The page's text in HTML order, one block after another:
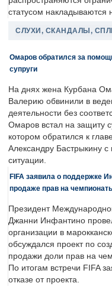
статусом накладываются
СЛУХИ, СКАНДАЛЫ,
Омаров обратился за
супруги
На днях жена Курбана
Валерию обвинили в
деятельности без
Омаров встал на защиту
котором обратился к
Александру Бастрыкину с
ситуации.
FIFA заявила о поддержке
продаже прав на
Президент
Джанни Инфантино
организации в
обсуждался проект по
продажи доли прав на
По итогам встречи FIFA
отказе от проекта.